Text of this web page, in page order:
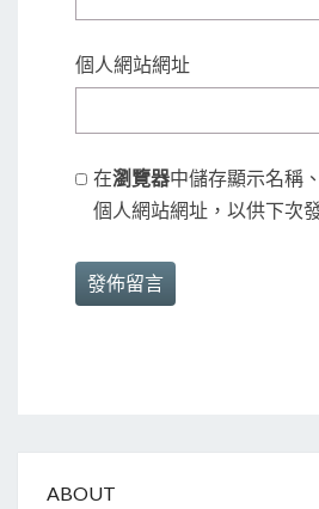
個人網站網址
在瀏覽器中儲存顯示名稱
個人網站網址，以供下次
ABOUT